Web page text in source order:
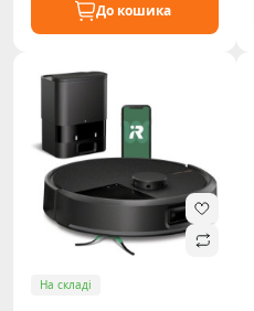
До кошика
На складі